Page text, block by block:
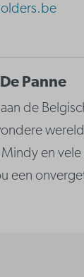
Panne
de
en vele
een